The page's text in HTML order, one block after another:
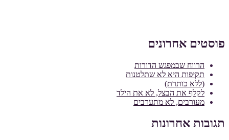
פוסטים אחרונים
הרווח שבמפגש הדורות
תקיפות היא לא שתלטנות
(ללא כותרת)
לקלף את הבצל, לא את הילד
מעורבים, לא מתערבים
תגובות אחרונות